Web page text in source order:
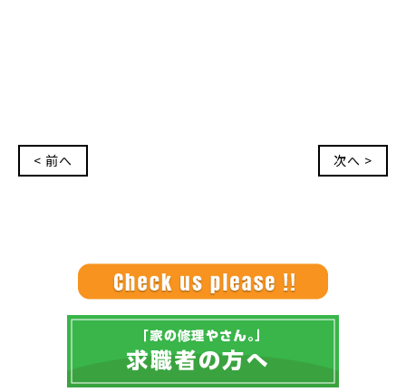
< 前へ 次へ >